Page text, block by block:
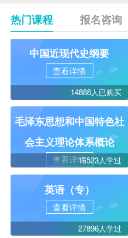
热门课程 报名咨询
中国近现代史纲要
查看详情
14888人已购买
毛泽东思想和中国特色社
会主义理论体系概论
查看详情16523人学过
英语（专）
查看详情
27896人学过